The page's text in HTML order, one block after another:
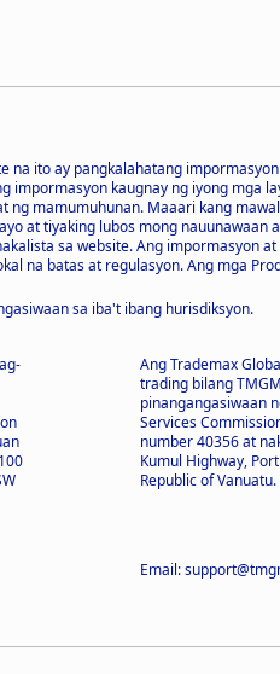
na ito ay pangkalahatang
impormasyon kaugnay ng iyong mga
ng mamumuhunan. Maaari kang
at tiyaking lubos mong
sa website. Ang impormasyon
na batas at regulasyon. Ang mga
sa iba't ibang hurisdiksyon.
Ang Trademax
trading bilang
pinangangasiwaan
Services
number 40356 at
Kumul Highway,
Republic of Vanuatu.
Email: